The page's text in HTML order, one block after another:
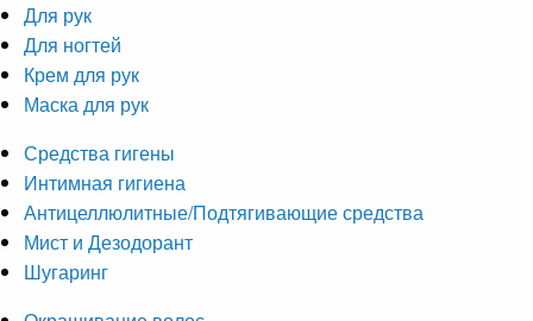
Для рук
Для ногтей
Крем для рук
Маска для рук
Средства гигены
Интимная гигиена
Антицеллюлитные/Подтягивающие средства
Мист и Дезодорант
Шугаринг